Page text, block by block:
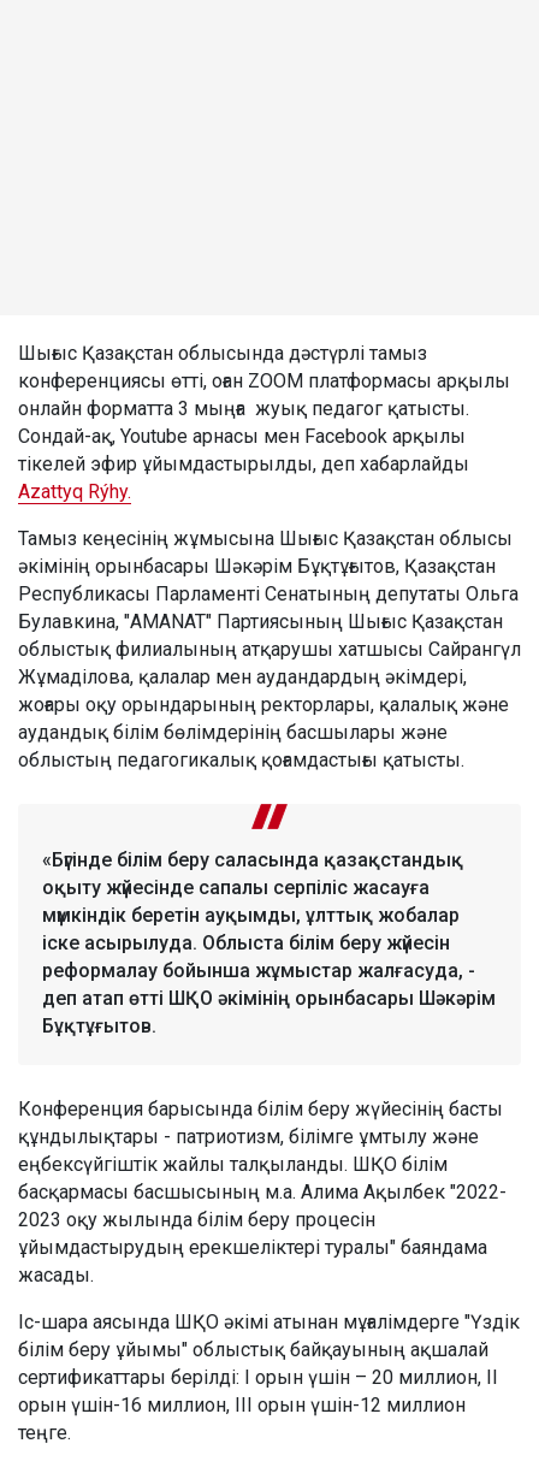
Шығыс Қазақстан облысында дәстүрлі тамыз
конференциясы өтті, оған ZOOM платформасы арқылы
онлайн форматта 3 мыңға жуық педагог қатысты.
Сондай-ақ, Youtube арнасы мен Facebook арқылы
тікелей эфир ұйымдастырылды, деп хабарлайды
Azattyq Rýhy.
Тамыз кеңесінің жұмысына Шығыс Қазақстан облысы
әкімінің орынбасары Шәкәрім Бұқтұғытов, Қазақстан
Республикасы Парламенті Сенатының депутаты Ольга
Булавкина, "AMANAT" Партиясының Шығыс Қазақстан
облыстық филиалының атқарушы хатшысы Сайрангүл
Жұмаділова, қалалар мен аудандардың әкімдері,
жоғары оқу орындарының ректорлары, қалалық және
аудандық білім бөлімдерінің басшылары және
облыстың педагогикалық қоғамдастығы қатысты.
«Бүгінде білім беру саласында қазақстандық
оқыту жүйесінде сапалы серпіліс жасауға
мүмкіндік беретін ауқымды, ұлттық жобалар
іске асырылуда. Облыста білім беру жүйесін
реформалау бойынша жұмыстар жалғасуда, -
деп атап өтті ШҚО әкімінің орынбасары Шәкәрім
Бұқтұғытов.
Конференция барысында білім беру жүйесінің басты
құндылықтары - патриотизм, білімге ұмтылу және
еңбексүйгіштік жайлы талқыланды. ШҚО білім
басқармасы басшысының м.а. Алима Ақылбек "2022-
2023 оқу жылында білім беру процесін
ұйымдастырудың ерекшеліктері туралы" баяндама
жасады.
Іс-шара аясында ШҚО әкімі атынан мұғалімдерге "Үздік
білім беру ұйымы" облыстық байқауының ақшалай
сертификаттары берілді: І орын үшін – 20 миллион, ІІ
орын үшін-16 миллион, ІІІ орын үшін-12 миллион
теңге.